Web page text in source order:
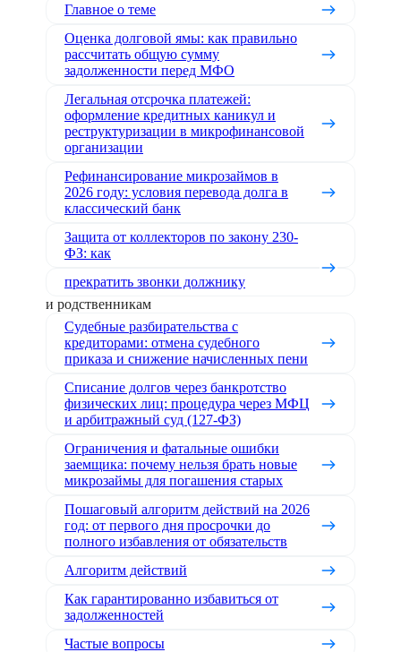
Главное о теме
Оценка долговой ямы: как правильно
рассчитать общую сумму
задолженности перед МФО
Легальная отсрочка платежей:
оформление кредитных каникул и
реструктуризации в микрофинансовой
организации
Рефинансирование микрозаймов в
2026 году: условия перевода долга в
классический банк
Защита от коллекторов по закону 230-
ФЗ: как
прекратить звонки должнику
и родственникам
Судебные разбирательства с
кредиторами: отмена судебного
приказа и снижение начисленных пени
Списание долгов через банкротство
физических лиц: процедура через МФЦ
и арбитражный суд (127-ФЗ)
Ограничения и фатальные ошибки
заемщика: почему нельзя брать новые
микрозаймы для погашения старых
Пошаговый алгоритм действий на 2026
год: от первого дня просрочки до
полного избавления от обязательств
Алгоритм действий
Как гарантированно избавиться от
задолженностей
Частые вопросы